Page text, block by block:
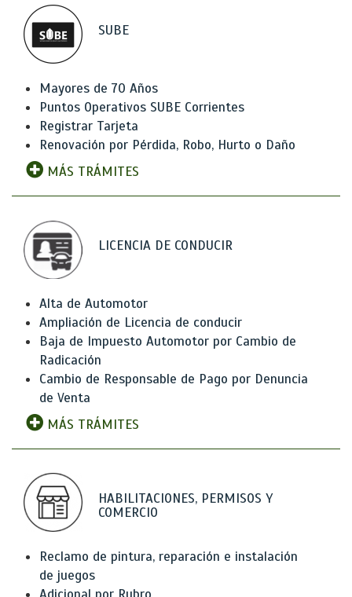
SUBE
Mayores de 70 Años
Puntos Operativos SUBE Corrientes
Registrar Tarjeta
Renovación por Pérdida, Robo, Hurto o Daño
MÁS TRÁMITES
LICENCIA DE CONDUCIR
Alta de Automotor
Ampliación de Licencia de conducir
Baja de Impuesto Automotor por Cambio de
Radicación
Cambio de Responsable de Pago por Denuncia
de Venta
MÁS TRÁMITES
HABILITACIONES, PERMISOS Y
COMERCIO
Reclamo de pintura, reparación e instalación
de juegos